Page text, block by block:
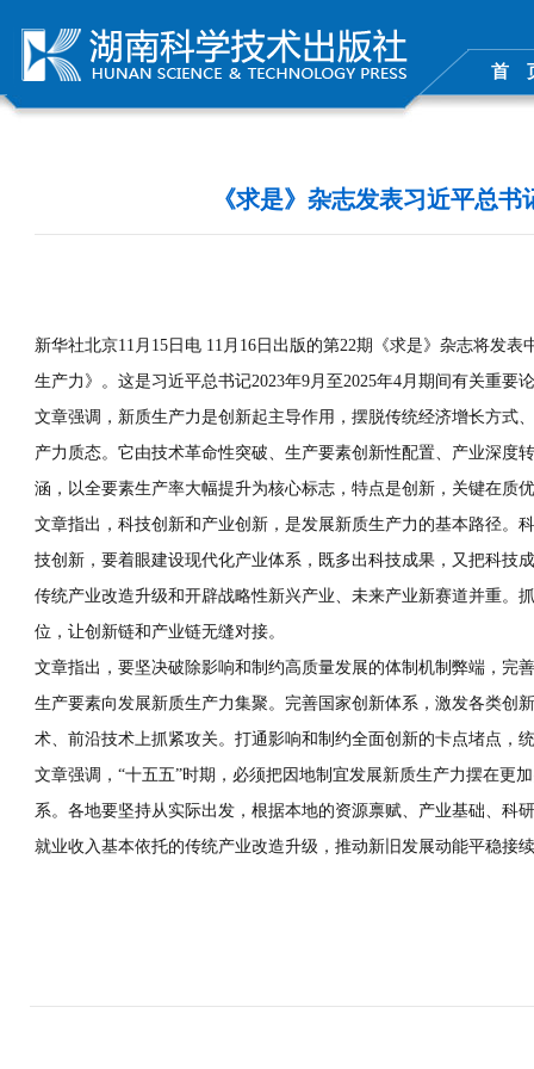
首
《求是》杂志发表习近平总
新华社北京11月15日电 11月16日出版的第22期《求是》杂志将发
生产力》。这是习近平总书记2023年9月至2025年4月期间有关重要
文章强调，新质生产力是创新起主导作用，摆脱传统经济增长方式
产力质态。它由技术革命性突破、生产要素创新性配置、产业深度
涵，以全要素生产率大幅提升为核心标志，特点是创新，关键在质
文章指出，科技创新和产业创新，是发展新质生产力的基本路径。
技创新，要着眼建设现代化产业体系，既多出科技成果，又把科技
传统产业改造升级和开辟战略性新兴产业、未来产业新赛道并重。
位，让创新链和产业链无缝对接。
文章指出，要坚决破除影响和制约高质量发展的体制机制弊端，完
生产要素向发展新质生产力集聚。完善国家创新体系，激发各类创
术、前沿技术上抓紧攻关。打通影响和制约全面创新的卡点堵点，
文章强调，“十五五”时期，必须把因地制宜发展新质生产力摆在更
系。各地要坚持从实际出发，根据本地的资源禀赋、产业基础、科
就业收入基本依托的传统产业改造升级，推动新旧发展动能平稳接